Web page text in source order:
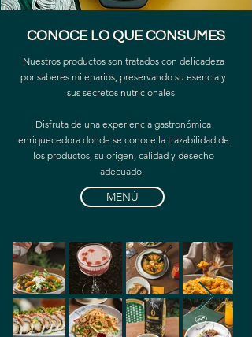
CONOCE LO QUE CONSUMES
Nuestros productos son tratados con delicadeza
por saberes milenarios, preservando su esencia y
sus secretos nutricionales.
Disfruta de una experiencia gastronómica
enriquecedora donde se conoce la trazabilidad de
los productos, su origen, calidad y desecho
adecuado.
MENÚ